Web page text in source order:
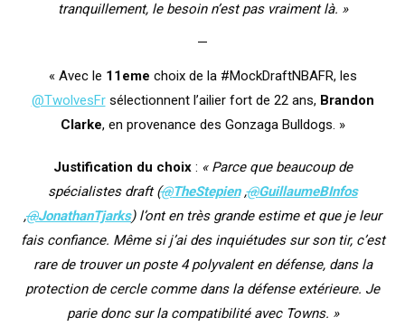
tranquillement, le besoin n’est pas vraiment là. »
—
« Avec le 11eme choix de la #MockDraftNBAFR, les
@TwolvesFrsélectionnent l’ailier fort de 22 ans, Brandon
Clarke, en provenance des Gonzaga Bulldogs. »
Justification du choix: « Parce que beaucoup de
spécialistes draft (@TheStepien,@GuillaumeBInfos
,@JonathanTjarks) l’ont en très grande estime et que je leur
fais confiance. Même si j’ai des inquiétudes sur son tir, c’est
rare de trouver un poste 4 polyvalent en défense, dans la
protection de cercle comme dans la défense extérieure. Je
parie donc sur la compatibilité avec Towns. »